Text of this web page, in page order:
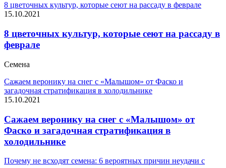
8 цветочных культур, которые сеют на рассаду в феврале
15.10.2021
8 цветочных культур, которые сеют на рассаду в
феврале
Семена
Сажаем веронику на снег с «Малышом» от Фаско и
загадочная стратификация в холодильнике
15.10.2021
Сажаем веронику на снег с «Малышом» от
Фаско и загадочная стратификация в
холодильнике
Почему не всходят семена: 6 вероятных причин неудачи с